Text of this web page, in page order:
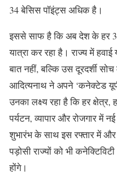
34 बेसिस पॉइंट्स अधिक है।
इससे साफ है कि अब देश के हर
यात्रा कर रहा है। राज्य में
बात नहीं, बल्कि उस दूरदर्शी
आदित्यनाथ ने अपने ‘कनेक्टेड
उनका लक्ष्य रहा है कि हर
पर्यटन, व्यापार और रोजगार में
शुभारंभ के साथ इस रफ्तार में और
पड़ोसी राज्यों को भी
होंगे।